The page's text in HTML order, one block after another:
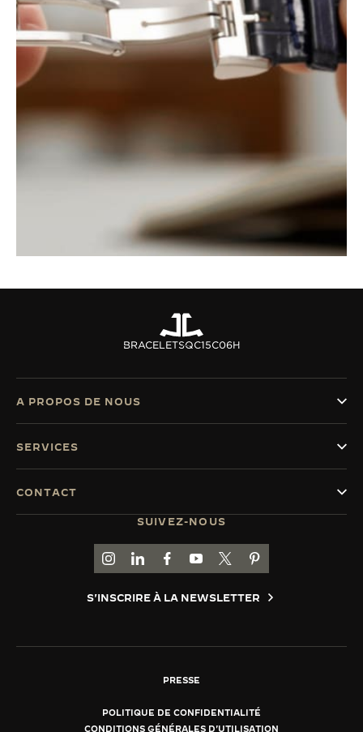
BRACELETSQC15C06H
SUIVEZ-NOUS
ACCÉDER À LA PAGE INSTAGRAM DE
ACCÉDER À LA PAGE LINKEDIN DE
ALLER SUR LA PAGE JAEGER-
ACCÉDER À LA PAGE
ALLER SUR LA PAGE
ALLER SUR LA
S'INSCRIRE À LA NEWSLETTER
A PROPOS DE NOUS
SERVICES
CONTACT
PRESSE
POLITIQUE DE CONFIDENTIALITÉ
CONDITIONS GÉNÉRALES D'UTILISATION